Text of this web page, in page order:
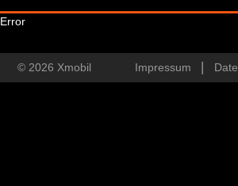
Error
© 2026 Xmobil Impressum